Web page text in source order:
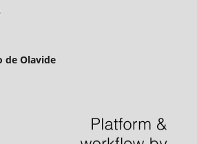
de Olavide